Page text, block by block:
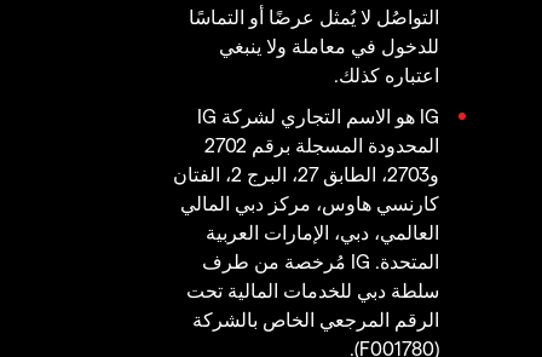
التواصُل لا يُمثل عرضًا أو التماسًا
للدخول في معاملة ولا ينبغي
اعتباره كذلك.
IG هو الاسم التجاري لشركة IG
المحدودة المسجلة برقم 2702
و2703، الطابق 27، البرج 2، الفتان
كارنسي هاوس، مركز دبي المالي
العالمي، دبي، الإمارات العربية
المتحدة. IG مُرخصة من طرف
سلطة دبي للخدمات المالية تحت
الرقم المرجعي الخاص بالشركة
(F001780).